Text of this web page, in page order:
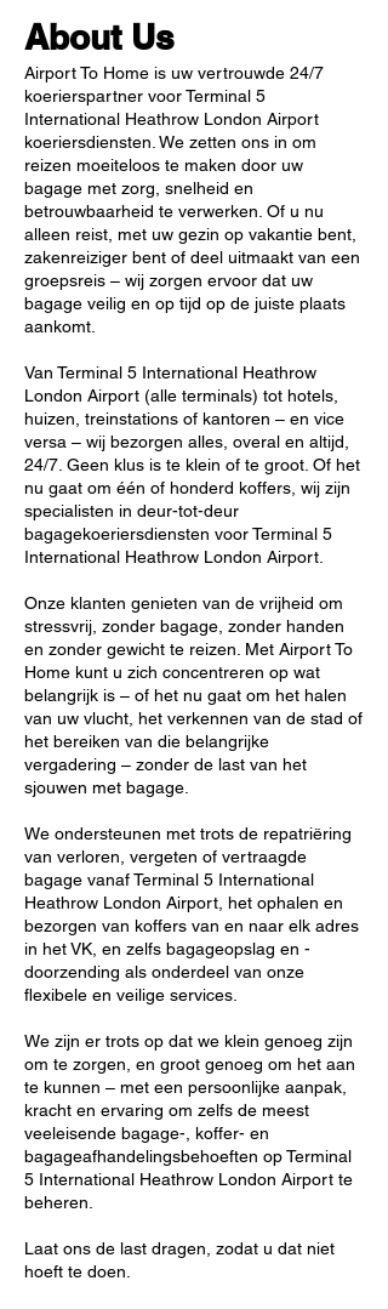
About Us
Airport To Home is uw vertrouwde 24/7
koerierspartner voor Terminal 5
International Heathrow London Airport
koeriersdiensten. We zetten ons in om
reizen moeiteloos te maken door uw
bagage met zorg, snelheid en
betrouwbaarheid te verwerken. Of u nu
alleen reist, met uw gezin op vakantie bent,
zakenreiziger bent of deel uitmaakt van een
groepsreis – wij zorgen ervoor dat uw
bagage veilig en op tijd op de juiste plaats
aankomt.
Van Terminal 5 International Heathrow
London Airport (alle terminals) tot hotels,
huizen, treinstations of kantoren – en vice
versa – wij bezorgen alles, overal en altijd,
24/7. Geen klus is te klein of te groot. Of het
nu gaat om één of honderd koffers, wij zijn
specialisten in deur-tot-deur
bagagekoeriersdiensten voor Terminal 5
International Heathrow London Airport.
Onze klanten genieten van de vrijheid om
stressvrij, zonder bagage, zonder handen
en zonder gewicht te reizen. Met Airport To
Home kunt u zich concentreren op wat
belangrijk is – of het nu gaat om het halen
van uw vlucht, het verkennen van de stad of
het bereiken van die belangrijke
vergadering – zonder de last van het
sjouwen met bagage.
We ondersteunen met trots de repatriëring
van verloren, vergeten of vertraagde
bagage vanaf Terminal 5 International
Heathrow London Airport, het ophalen en
bezorgen van koffers van en naar elk adres
in het VK, en zelfs bagageopslag en -
doorzending als onderdeel van onze
flexibele en veilige services.
We zijn er trots op dat we klein genoeg zijn
om te zorgen, en groot genoeg om het aan
te kunnen – met een persoonlijke aanpak,
kracht en ervaring om zelfs de meest
veeleisende bagage-, koffer- en
bagageafhandelingsbehoeften op Terminal
5 International Heathrow London Airport te
beheren.
Laat ons de last dragen, zodat u dat niet
hoeft te doen.